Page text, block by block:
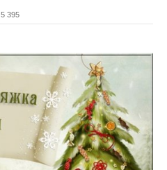
5 395